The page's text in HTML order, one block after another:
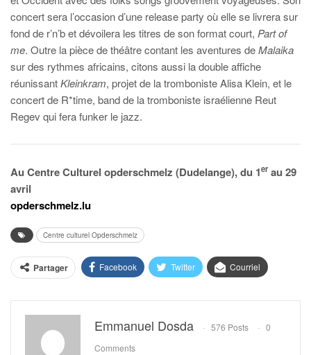
concert sera l’occasion d’une release party où elle se livrera sur
fond de r’n’b et dévoilera les titres de son format court, Part of
me. Outre la pièce de théâtre contant les aventures deMalaika
sur des rythmes africains, citons aussi la double affiche
réunissantKleinkram, projet de la tromboniste Alisa Klein, et le
concert de R*time, band de la tromboniste israélienne Reut
Regev qui fera funker le jazz.
Au Centre Culturel opderschmelz (Dudelange), du 1erau 29
avril
opderschmelz.lu
Centre culturel Opderschmelz
Partager Facebook Twitter Courriel
Emmanuel Dosda 576 Posts
0
Comments